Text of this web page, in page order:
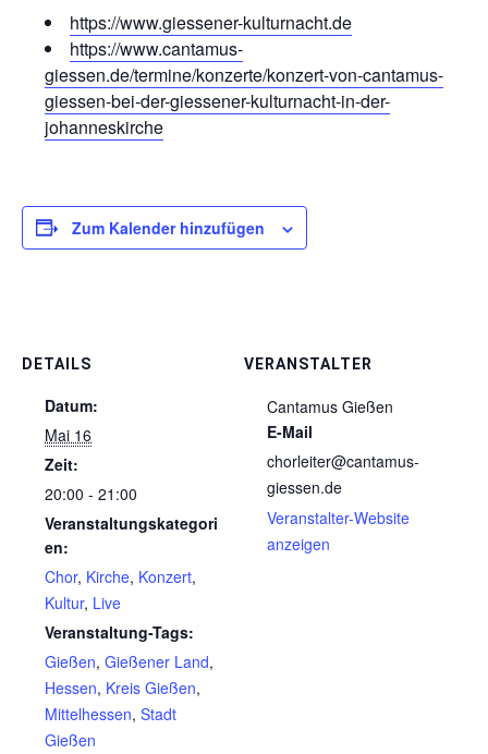
https://www.giessener-kulturnacht.de
https://www.cantamus-
giessen.de/termine/konzerte/konzert-von-cantamus-
giessen-bei-der-giessener-kulturnacht-in-der-
johanneskirche
Zum Kalender hinzufügen
DETAILS
Datum:
Mai 16
Zeit:
20:00 - 21:00
Veranstaltungskategori
en:
Chor, Kirche, Konzert,
Kultur, Live
Veranstaltung-Tags:
Gießen, Gießener Land,
Hessen, Kreis Gießen,
Mittelhessen, Stadt
Gießen
VERANSTALTER
Cantamus Gießen
E-Mail
chorleiter@cantamus-
giessen.de
Veranstalter-Website
anzeigen